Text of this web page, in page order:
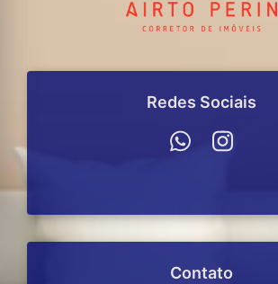
Redes Sociais
Contato